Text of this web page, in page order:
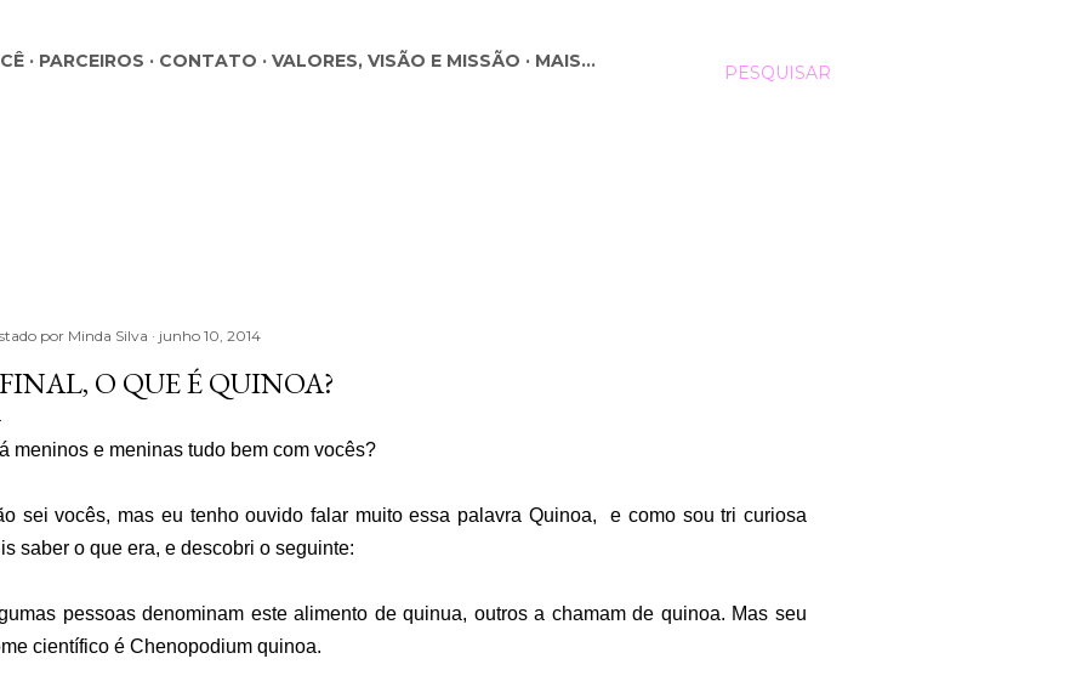
PESQUISAR
PARCEIROS CONTATO VALORES, VISÃO E MISSÃO MAIS…
por Minda Silva junho 10, 2014
O QUE É QUINOA?
meninos e meninas tudo bem com vocês?
sei vocês, mas eu tenho ouvido falar muito essa palavra Quinoa, e como sou tri curiosa
saber o que era, e descobri o seguinte:
pessoas denominam este alimento de quinua, outros a chamam de quinoa. Mas seu
científico é Chenopodium quinoa.